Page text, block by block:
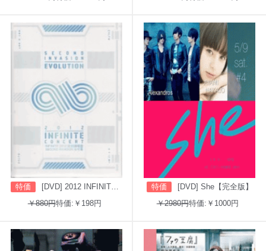
特価
[DVD] 2012 INFINITE CONCERT SECOND INVASION: EVOLUTION
￥880円特価:￥198円
特価
[DVD] She【完全版】
￥2980円特価:￥1000円